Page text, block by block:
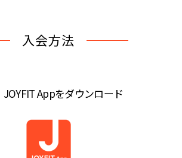
店舗情報・サービス
店舗へのお問い合わせ
入会方法
JOYFIT Appをダウンロード